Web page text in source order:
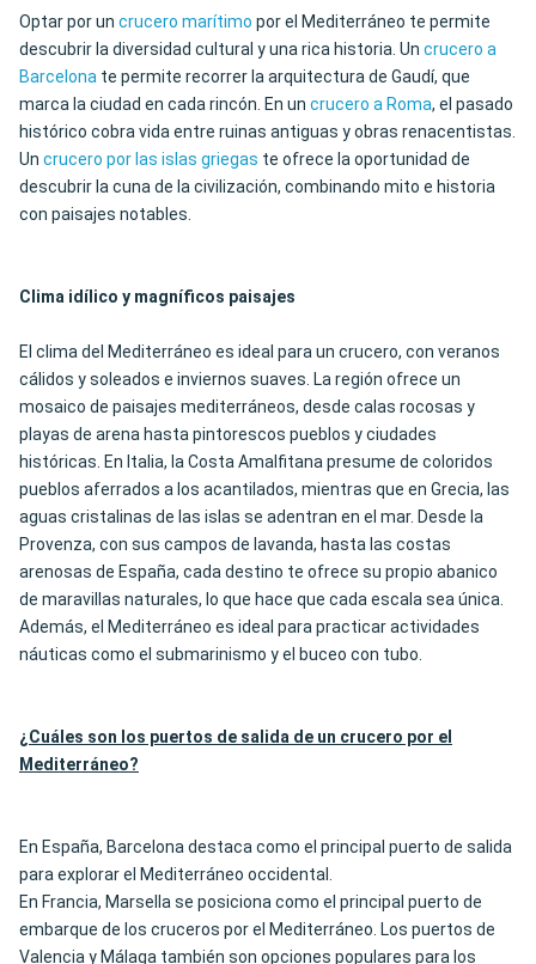
Optar por un crucero marítimo por el Mediterráneo te permite
descubrir la diversidad cultural y una rica historia. Un crucero a
Barcelona te permite recorrer la arquitectura de Gaudí, que
marca la ciudad en cada rincón. En un crucero a Roma, el pasado
histórico cobra vida entre ruinas antiguas y obras renacentistas.
Un crucero por las islas griegas te ofrece la oportunidad de
descubrir la cuna de la civilización, combinando mito e historia
con paisajes notables.
Clima idílico y magníficos paisajes
El clima del Mediterráneo es ideal para un crucero, con veranos
cálidos y soleados e inviernos suaves. La región ofrece un
mosaico de paisajes mediterráneos, desde calas rocosas y
playas de arena hasta pintorescos pueblos y ciudades
históricas. En Italia, la Costa Amalfitana presume de coloridos
pueblos aferrados a los acantilados, mientras que en Grecia, las
aguas cristalinas de las islas se adentran en el mar. Desde la
Provenza, con sus campos de lavanda, hasta las costas
arenosas de España, cada destino te ofrece su propio abanico
de maravillas naturales, lo que hace que cada escala sea única.
Además, el Mediterráneo es ideal para practicar actividades
náuticas como el submarinismo y el buceo con tubo.
¿Cuáles son los puertos de salida de un crucero por el
Mediterráneo?
En España, Barcelona destaca como el principal puerto de salida
para explorar el Mediterráneo occidental.
En Francia, Marsella se posiciona como el principal puerto de
embarque de los cruceros por el Mediterráneo. Los puertos de
Valencia y Málaga también son opciones populares para los